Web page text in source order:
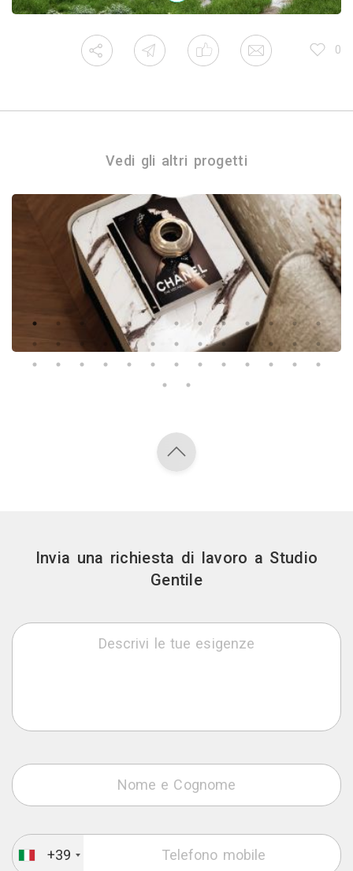
0
Vedi gli altri progetti
Invia una richiesta di lavoro a Studio
Gentile
+39